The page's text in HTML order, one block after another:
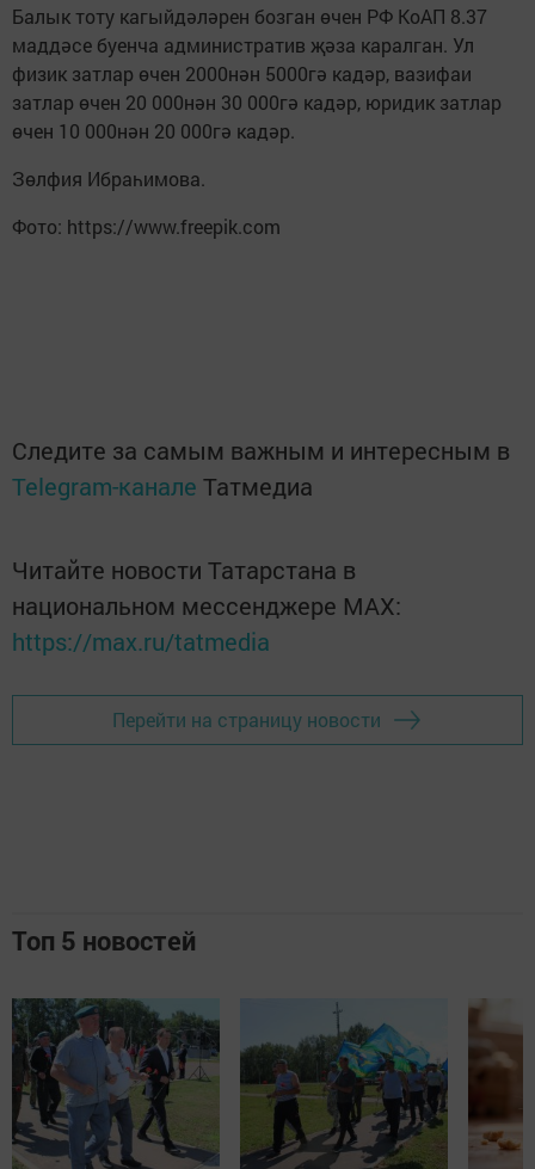
Балык тоту кагыйдәләрен бозган өчен РФ КоАП 8.37
маддәсе буенча административ җәза каралган. Ул
физик затлар өчен 2000нән 5000гә кадәр, вазифаи
затлар өчен 20 000нән 30 000гә кадәр, юридик затлар
өчен 10 000нән 20 000гә кадәр.
Зөлфия Ибраһимова.
Фото: https://www.freepik.com
Следите за самым важным и интересным в
Telegram-канале Татмедиа
Читайте новости Татарстана в
национальном мессенджере MАХ:
https://max.ru/tatmedia
Перейти на страницу новости
Топ 5 новостей